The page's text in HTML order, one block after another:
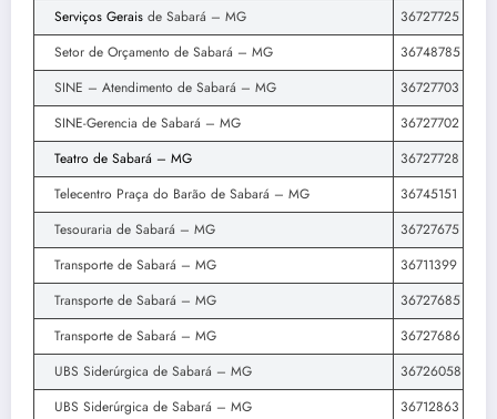
Serviços Gerais de Sabará – MG
36727725
Setor de Orçamento de Sabará – MG
36748785
SINE – Atendimento de Sabará – MG
36727703
SINE-Gerencia de Sabará – MG
36727702
Teatro de Sabará – MG
36727728
Telecentro Praça do Barão de Sabará – MG
36745151
Tesouraria de Sabará – MG
36727675
Transporte de Sabará – MG
36711399
Transporte de Sabará – MG
36727685
Transporte de Sabará – MG
36727686
UBS Siderúrgica de Sabará – MG
36726058
UBS Siderúrgica de Sabará – MG
36712863